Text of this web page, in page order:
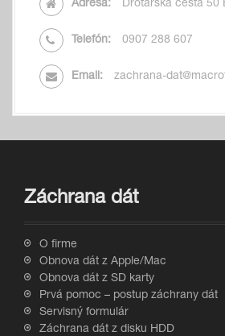
Adresa: Drotárska cesta 50
Telefón: 0907 288 607
Email: zachrana-
Záchrana dát
O firme
Obnova dát z Apple/Mac
Obnova dát z SD karty
Prvá pomoc – postup záchrany dát
Servisný formulár
Záchrana dát z disku HDD